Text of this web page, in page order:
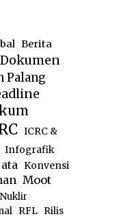
Berita
Dokumen
Palang
ICRC &
Infografik
Konvensi
Moot
Nuklir
RFL Rilis